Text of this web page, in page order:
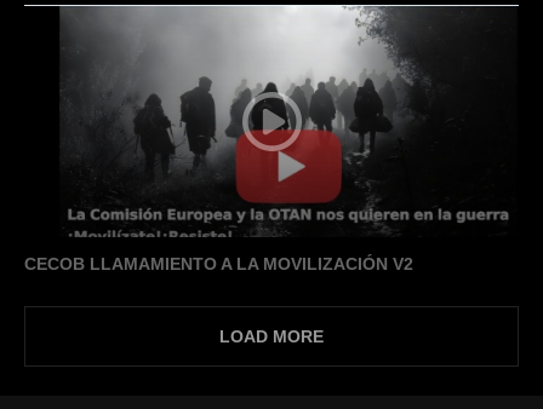
CECOB LLAMAMIENTO A LA MOVILIZACIÓN V2
LOAD MORE